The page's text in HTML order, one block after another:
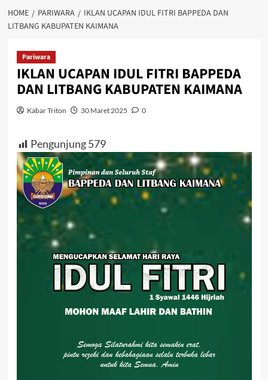
HOME PARIWARA
IKLAN UCAPAN IDUL FITRI BAPPEDA DAN
LITBANG KABUPATEN KAIMANA
Pariwara
IKLAN UCAPAN IDUL FITRI BAPPEDA
DAN LITBANG KABUPATEN KAIMANA
Kabar Triton 30 Maret 2025 0
Pengunjung 579